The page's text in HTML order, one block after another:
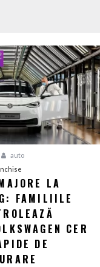
auto
pentru
Tensiuni
majore
la
Familiile
care
controlează
LA
FAMILIILE
CER
DE